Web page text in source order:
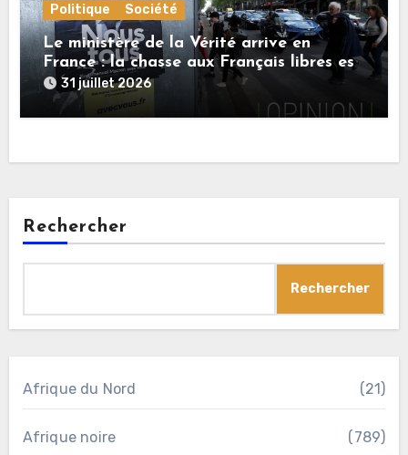
Politique Société
Le ministère de la Vérité arrive en
France : la chasse aux Français libres est
ouverte
31 juillet 2026
Rechercher
Rechercher
Afrique du Nord (21)
Afrique noire (789)